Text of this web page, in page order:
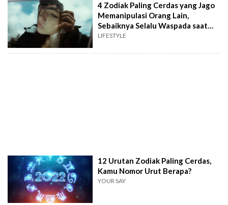
4 Zodiak Paling Cerdas yang Jago
Memanipulasi Orang Lain,
Sebaiknya Selalu Waspada saat
Bersama Mereka
LIFESTYLE
12 Urutan Zodiak Paling Cerdas,
Kamu Nomor Urut Berapa?
YOUR SAY